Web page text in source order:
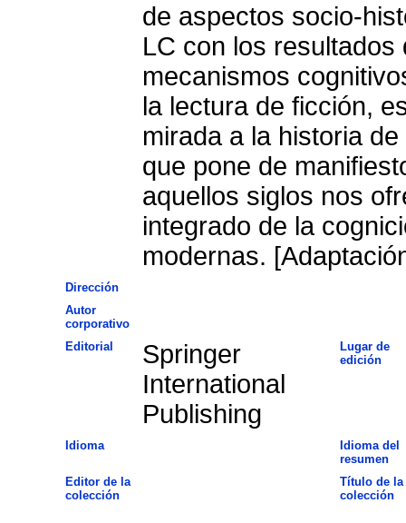
de aspectos socio-
LC con los
mecanismos
la lectura de ficción,
mirada a la historia
que pone de
aquellos siglos nos
integrado de la
modernas.
Dirección
Autor
corporativo
Editorial
Springer
International
Publishing
Lugar de
edición
Idioma
Idioma del
resumen
Editor de la
colección
Título de la
colección